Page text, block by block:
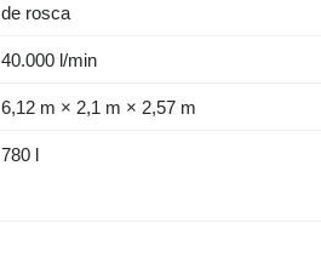
de rosca
40.000 l/min
6,12 m × 2,1 m × 2,57 m
780 l